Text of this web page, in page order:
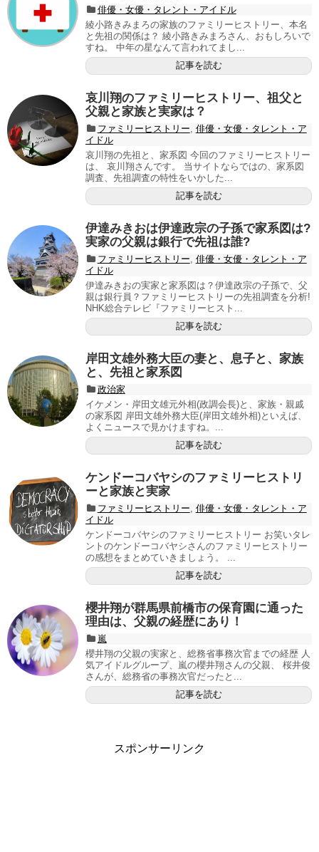
俳優・女優・タレント・アイドル
綾小路きみまろの家族のファミリーヒストリー、本名
と先祖の関係は？ 綾小路きみまろさん、おもしろいで
すね。 中年の星なんて言われてまし...
記事を読む
哀川翔のファミリーヒストリー、祖父と
父親と家族と実家は？
ファミリーヒストリー, 俳優・女優・タレント・ア
イドル
哀川翔の先祖と、家系図 今回のファミリーヒストリー
は、 哀川翔さんです。 当サイトならではの、家系図
調査、先祖調査の特性をいかした...
記事を読む
伊達みきおは伊達政宗の子孫で家系図は?
実家の父親は銀行で先祖は誰?
ファミリーヒストリー, 俳優・女優・タレント・ア
イドル
伊達みきおの実家と家系図は？伊達政宗の子孫で、父
親は銀行員？ファミリーヒストリーの先祖調査を分析!
NHK総合テレビ『ファミリーヒスト...
記事を読む
岸田文雄外務大臣の妻と、息子と、家族
と、先祖と家系図
政治家
イケメン・岸田文雄元外相(政調会長)と、家族・親戚
の家系図 岸田文雄外務大臣(岸田文雄外相)といえば、
よくニュースで見かけますね。...
記事を読む
ケンドーコバヤシのファミリーヒストリ
ーと家族と実家
ファミリーヒストリー, 俳優・女優・タレント・ア
イドル
ケンドーコバヤシのファミリーヒストリー お笑いタレ
ントのケンドーコバヤシさんのファミリーヒストリー
の感想をまとめていきましょう。 ...
記事を読む
櫻井翔が群馬県前橋市の保育園に通った
理由は、父親の経歴にあり！
嵐
櫻井翔の父親の実家と、総務省事務次官までの経歴 人
気アイドルグループ、嵐の櫻井翔さんの父親、 桜井俊
さんが、総務省の事務次官だったと...
記事を読む
スポンサーリンク